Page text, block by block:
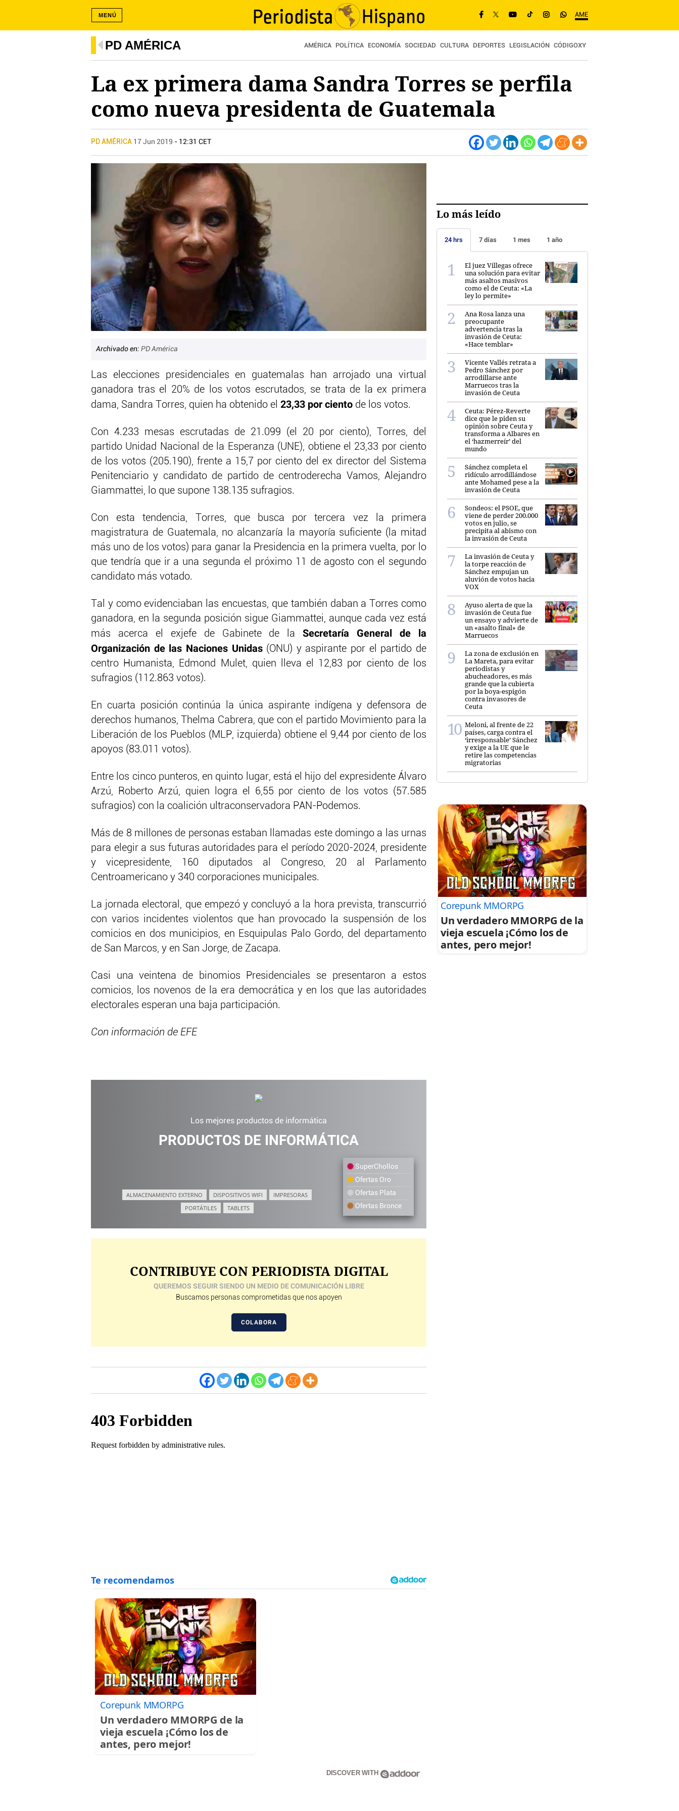
AME
MENÚ
PD AMÉRICA AMÉRICA POLÍTICA ECONOMÍA SOCIEDAD CULTURA DEPORTES LEGISLACIÓN CÓDIGOXY
La ex primera dama Sandra Torres se perfila
como nueva presidenta de Guatemala
PD AMÉRICA 17 Jun 2019 - 12:31 CET
Archivado en: PD América
Las elecciones presidenciales en guatemalas han arrojado una virtual
ganadora tras el 20% de los votos escrutados, se trata de la ex primera
dama, Sandra Torres, quien ha obtenido el 23,33 por ciento de los votos.
Con 4.233 mesas escrutadas de 21.099 (el 20 por ciento), Torres, del
partido Unidad Nacional de la Esperanza (UNE), obtiene el 23,33 por ciento
de los votos (205.190), frente a 15,7 por ciento del ex director del Sistema
Penitenciario y candidato de partido de centroderecha Vamos, Alejandro
Giammattei, lo que supone 138.135 sufragios.
Con esta tendencia, Torres, que busca por tercera vez la primera
magistratura de Guatemala, no alcanzaría la mayoría suficiente (la mitad
más uno de los votos) para ganar la Presidencia en la primera vuelta, por lo
que tendría que ir a una segunda el próximo 11 de agosto con el segundo
candidato más votado.
Tal y como evidenciaban las encuestas, que también daban a Torres como
ganadora, en la segunda posición sigue Giammattei, aunque cada vez está
más acerca el exjefe de Gabinete de laSecretaría General de la
Organización de las Naciones Unidas(ONU) y aspirante por el partido de
centro Humanista, Edmond Mulet, quien lleva el 12,83 por ciento de los
sufragios (112.863 votos).
En cuarta posición continúa la única aspirante indígena y defensora de
derechos humanos, Thelma Cabrera, que con el partido Movimiento para la
Liberación de los Pueblos (MLP, izquierda) obtiene el 9,44 por ciento de los
apoyos (83.011 votos).
Entre los cinco punteros, en quinto lugar, está el hijo del expresidente Álvaro
Arzú, Roberto Arzú, quien logra el 6,55 por ciento de los votos (57.585
sufragios) con la coalición ultraconservadora PAN-Podemos.
Más de 8 millones de personas estaban llamadas este domingo a las urnas
para elegir a sus futuras autoridades para el período 2020-2024, presidente
y vicepresidente, 160 diputados al Congreso, 20 al Parlamento
Centroamericano y 340 corporaciones municipales.
La jornada electoral, que empezó y concluyó a la hora prevista, transcurrió
con varios incidentes violentos que han provocado la suspensión de los
comicios en dos municipios, en Esquipulas Palo Gordo, del departamento
de San Marcos, y en San Jorge, de Zacapa.
Casi una veintena de binomios Presidenciales se presentaron a estos
comicios, los novenos de la era democrática y en los que las autoridades
electorales esperan una baja participación.
Con información de EFE
Los mejores productos de informática
PRODUCTOS DE INFORMÁTICA
ALMACENAMIENTO EXTERNO DISPOSITIVOS WIFI
IMPRESORAS
PORTÁTILES
TABLETS
SuperChollos
Ofertas Oro
Ofertas Plata
Ofertas Bronce
CONTRIBUYE CON PERIODISTA DIGITAL
QUEREMOS SEGUIR SIENDO UN MEDIO DE COMUNICACIÓN LIBRE
Buscamos personas comprometidas que nos apoyen
COLABORA
Corepunk MMORPG
Un verdadero MMORPG de la
vieja escuela ¡Cómo los de
antes, pero mejor!
DISCOVER WITH
Lo más leído
24 hrs 7 días 1 mes 1 año
El juez Villegas ofrece
una solución para evitar
más asaltos masivos
como el de Ceuta: «La
ley lo permite»
Ana Rosa lanza una
preocupante
advertencia tras la
invasión de Ceuta:
«Hace temblar»
Vicente Vallés retrata a
Pedro Sánchez por
arrodillarse ante
Marruecos tras la
invasión de Ceuta
Ceuta: Pérez-Reverte
dice que le piden su
opinión sobre Ceuta y
transforma a Albares en
el ‘hazmerreír’ del
mundo
Sánchez completa el
ridículo arrodillándose
ante Mohamed pese a la
invasión de Ceuta
Sondeos: el PSOE, que
viene de perder 200.000
votos en julio, se
precipita al abismo con
la invasión de Ceuta
La invasión de Ceuta y
la torpe reacción de
Sánchez empujan un
aluvión de votos hacia
VOX
Ayuso alerta de que la
invasión de Ceuta fue
un ensayo y advierte de
un «asalto final» de
Marruecos
La zona de exclusión en
La Mareta, para evitar
periodistas y
abucheadores, es más
grande que la cubierta
por la boya-espigón
contra invasores de
Ceuta
Meloni, al frente de 22
países, carga contra el
‘irresponsable’ Sánchez
y exige a la UE que le
retire las competencias
migratorias
Corepunk MMORPG
Un verdadero MMORPG de la
vieja escuela ¡Cómo los de
antes, pero mejor!